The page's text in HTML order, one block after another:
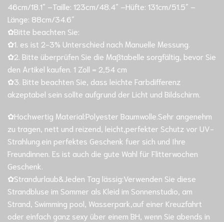
46cm/18.1″ –Taille: 123cm/48.4″ –Hüfte: 131cm/51.5″ –
Länge: 88cm/34.6″
✿Bitte beachten Sie:
✿1. es ist 2-3% Unterschied nach Manuelle Messung.
✿2. Bitte überprüfen Sie die Maßtabelle sorgfältig, bevor Sie
den Artikel kaufen. 1 Zoll = 2,54 cm
✿3. Bitte beachten Sie, dass leichte Farbdifferenz
akzeptabel sein sollte aufgrund der Licht und Bildschirm.
✿Hochwertig Material:Polyester Baumwolle.Sehr angenehm
zu tragen, nett und reizend, leicht,perfekter Schutz vor UV-
Strahlung.ein perfektes Geschenk fuer sich und Ihre
Freundinnen. Es ist auch die gute Wahl für Flitterwochen
Geschenk.
✿Strandurlaub&Jeden Tag lässig:Verwenden Sie diese
Strandbluse im Sommer als Kleid im Sonnenstudio, am
Strand, Swimming pool, Wasserpark,auf einer Kreuzfahrt
oder einfach ganz sexy über einem BH, wenn Sie abends in